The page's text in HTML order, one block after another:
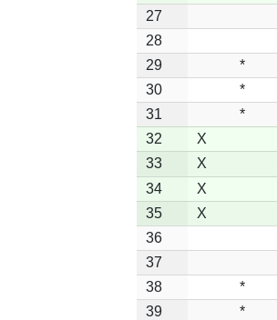
27
28
29
*
30
*
31
*
32
X
33
X
34
X
35
X
36
37
38
*
39
*